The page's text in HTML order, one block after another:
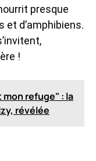
presque
d’amphibiens.
!
refuge" : la
révélée